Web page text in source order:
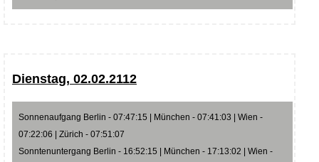
Dienstag, 02.02.2112
Sonnenaufgang Berlin - 07:47:15 | München - 07:41:03 | Wien -
07:22:06 | Zürich - 07:51:07
Sonntenuntergang Berlin - 16:52:15 | München - 17:13:02 | Wien -